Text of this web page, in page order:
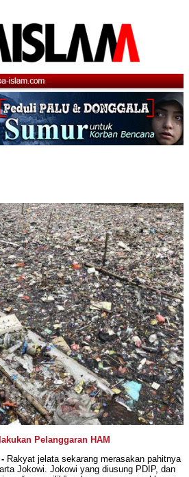
Pelanggaran HAM
Rakyat jelata sekarang merasakan pahitnya
Jokowi. Jokowi yang diusung PDIP, dan